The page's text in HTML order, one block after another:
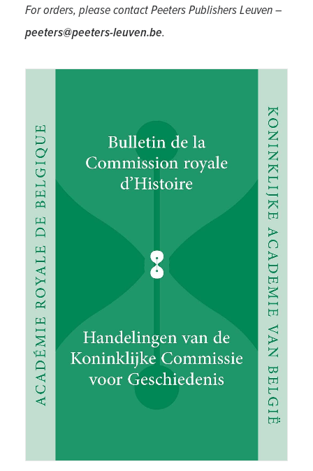
For orders, please contact Peeters Publishers Leuven –
peeters@peeters-leuven.be.